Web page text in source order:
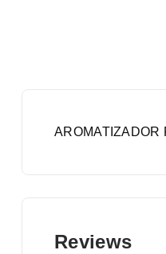
AROMATIZADOR
Reviews